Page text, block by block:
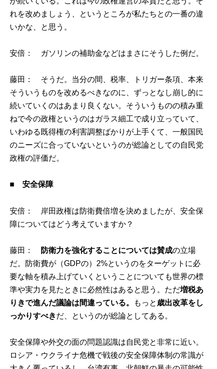
れを改めましょう、というところが私たちとの一番の違
いかな、と思う。
安倍： ガソリンの補助金などはまさにそうした例だ。
藤田： そうだ。当分の間、税率、トリガー条項、本来
そういうものを改めるべきなのに、ずっとなし崩し的に
続いていくのはあまり良くない。そういうものの積み重
ねで今の政権というのはガラス細工で成り立っていて、
いわゆる既得権の利害調整ばかりが上手くて、一般国民
のニーズに合っていないというのが総論としての自民党
政権の評価だ。
■ 安全保障
安倍： 岸田政権は防衛費倍増を決めましたが、安全保
障についてはどう考えていますか？
藤田： 防衛力を強化することについては賛成の立場
だ。防衛費が（GDPの）2%というのをターゲットに必
要な軸を積み上げていくということについても世界の標
準や実力を見たときに必然性はあると思う。ただ増税あ
りきで進んだ議論は間違っている。
もっと 歳出改革をし
っかりすべきだ、というのが総論としてある。
安全保障や外交の面の問題認識は自民党と非常に近い。
ロシア・ウクライナ危機で戦後の安全保障体制の常識が